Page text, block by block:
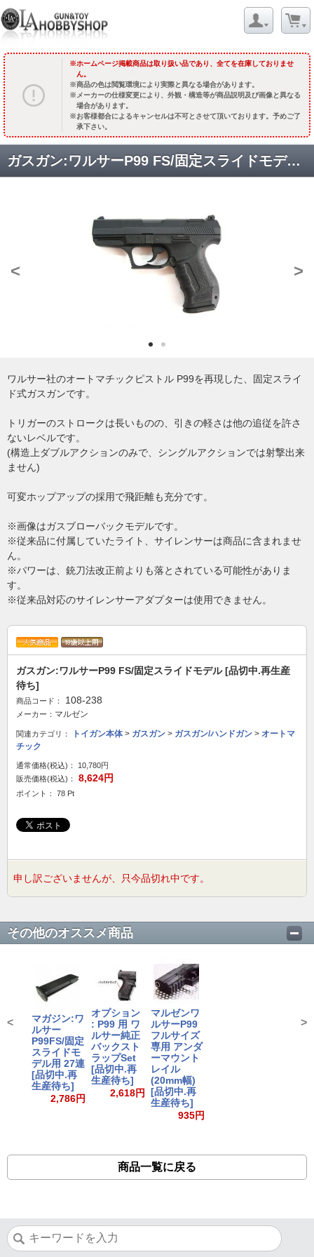
ホームページ掲載商品は取り扱い品であり、全てを在庫しておりませ
ん。
商品の色は閲覧環境により実際と異なる場合があります。
メーカーの仕様変更により、外観・構造等が商品説明及び画像と異なる
場合があります。
お客様都合によるキャンセルは不可とさせて頂いております。予めご了
承下さい。
ガスガン:ワルサーP99 FS/固定スライドモデル [品切中.再生産待ち]
< >
ワルサー社のオートマチックピストル P99を再現した、固定スライ
ド式ガスガンです。
トリガーのストロークは長いものの、引きの軽さは他の追従を許さ
ないレベルです。
(構造上ダブルアクションのみで、シングルアクションでは射撃出来
ません)
可変ホップアップの採用で飛距離も充分です。
※画像はガスブローバックモデルです。
※従来品に付属していたライト、サイレンサーは商品に含まれませ
ん。
※パワーは、銃刀法改正前よりも落とされている可能性がありま
す。
※従来品対応のサイレンサーアダプターは使用できません。
ガスガン:ワルサーP99 FS/固定スライドモデル [品切中.再生産
待ち]
商品コード： 108-238
メーカー： マルゼン
関連カテゴリ： トイガン本体> ガスガン > ガスガン/ハンドガン > オートマ
チック
通常価格(税込)：
10,780円
販売価格(税込)：
8,624円
ポイント： 78 Pt
申し訳ございませんが、只今品切れ中です。
その他のオススメ商品
マガジン:ワ
ルサー
P99FS/固定
スライドモ
デル用 27連
[品切中.再
生産待ち]
2,786円
オプション
: P99 用 ワ
ルサー純正
バックスト
ラップSet
[品切中.再
生産待ち]
2,618円
マルゼンワ
ルサーP99
フルサイズ
専用 アンダ
ーマウント
レイル
(20mm幅)
[品切中.再
生産待ち]
935円
< >
商品一覧に戻る